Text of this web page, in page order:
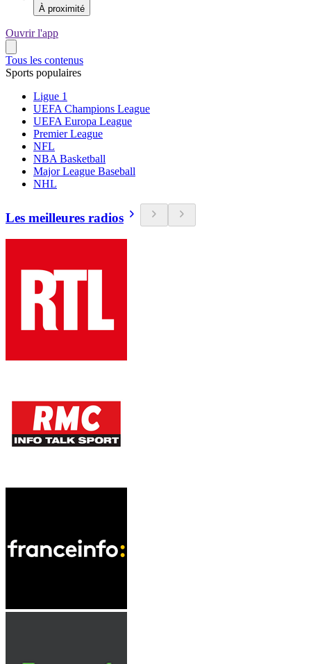
À proximité
Ouvrir l'app
Tous les contenus
Sports populaires
Ligue 1
UEFA Champions League
UEFA Europa League
Premier League
NFL
NBA Basketball
Major League Baseball
NHL
Les meilleures radios